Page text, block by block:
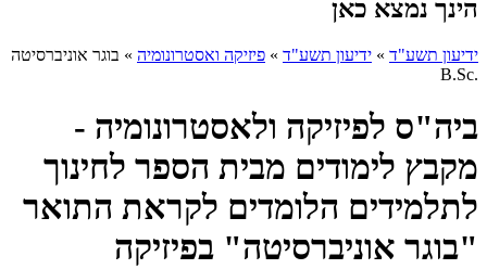
הינך נמצא כאן
ידיעון תשע"ד » ידיעון תשע"ד » פיזיקה ואסטרונומיה » בוגר אוניברסיטה
.B.Sc
ביה"ס לפיזיקה ולאסטרונומיה -
מקבץ לימודים מבית הספר לחינוך
לתלמידים הלומדים לקראת התואר
"בוגר אוניברסיטה" בפיזיקה